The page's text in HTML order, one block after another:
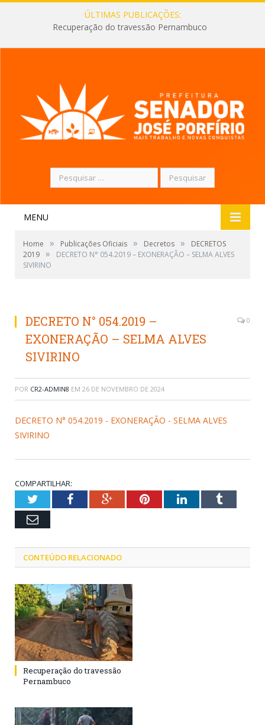
ÚLTIMAS PUBLICAÇÕES:
Recuperação do travessão Pernambuco
Pesquisar
por:
MENU
Home » Publicações Oficiais » Decretos »
DECRETOS
2019 »
DECRETO N° 054.2019 – EXONERAÇÃO – SELMA ALVES
SIVIRINO
DECRETO N° 054.2019 –
EXONERAÇÃO – SELMA ALVES
SIVIRINO
0
POR CR2-ADMIN8 EM 26 DE NOVEMBRO DE 2024
DECRETO N° 054.2019 - EXONERAÇÃO - SELMA ALVES
SIVIRINO
COMPARTILHAR:
TwitterFacebookGoogle+PinterestLinkedInTumblr
Email
CONTEÚDO RELACIONADO
Recuperação do travessão
Pernambuco